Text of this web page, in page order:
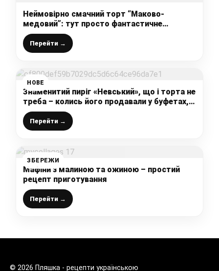
Неймовірно смачний торт “Маково-
медовий”: тут просто фантастичне
поєднання смаків, виходить великим,
ароматним, ніжним і дуже смачним
Перейти →
НОВЕ
Знаменитий пиріг «Невський», що і торта не
треба – колись його продавали у буфетах, а
я готую вдома: ніжний, соковитий та дуже
смачний пиріг
Перейти →
ЗБЕРЕЖИ
Мафіни з малиною та ожиною – простий
рецепт приготування
Перейти →
© 2026 Пляшка - рецепти українською